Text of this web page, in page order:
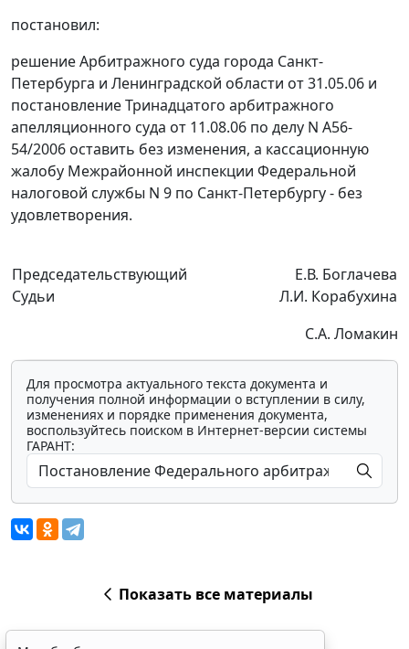
постановил:
решение Арбитражного суда города Санкт-
Петербурга и Ленинградской области от 31.05.06 и
постановление Тринадцатого арбитражного
апелляционного суда от 11.08.06 по делу N А56-
54/2006 оставить без изменения, а кассационную
жалобу Межрайонной инспекции Федеральной
налоговой службы N 9 по Санкт-Петербургу - без
удовлетворения.
Председательствующий
Судьи
Е.В. Боглачева
Л.И. Корабухина
С.А. Ломакин
Для просмотра актуального текста документа и
получения полной информации о вступлении в силу,
изменениях и порядке применения документа,
воспользуйтесь поиском в Интернет-версии системы
ГАРАНТ:
Показать все материалы